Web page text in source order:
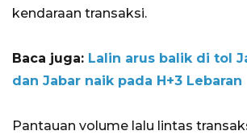
kendaraan transaksi.
Baca juga: Lalin arus balik di tol
dan Jabar naik pada H+3 Lebaran
Pantauan volume lalu lintas